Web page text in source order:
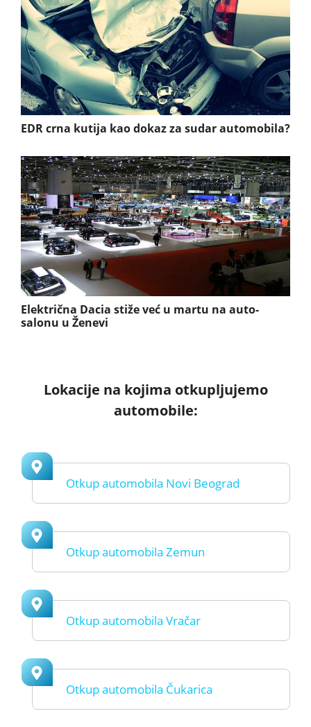
EDR crna kutija kao dokaz za sudar automobila?
Električna Dacia stiže već u martu na auto-
salonu u Ženevi
Lokacije na kojima otkupljujemo
automobile:
Otkup automobila Novi Beograd
Otkup automobila Zemun
Otkup automobila Vračar
Otkup automobila Čukarica